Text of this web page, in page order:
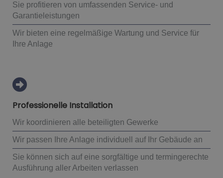
Sie profitieren von umfassenden Service- und
Garantieleistungen
Wir bieten eine regelmäßige Wartung und Service für
Ihre Anlage
Professionelle Installation
Wir koordinieren alle beteiligten Gewerke
Wir passen Ihre Anlage individuell auf Ihr Gebäude an
Sie können sich auf eine sorgfältige und termingerechte
Ausführung aller Arbeiten verlassen